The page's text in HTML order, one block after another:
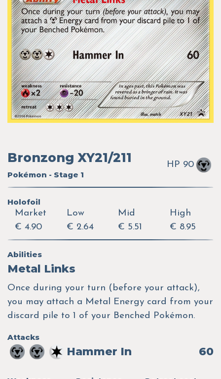
Bronzong XY21/211
Pokémon - Stage 1
HP 90
Holofoil
Market
€ 4.90
Low
€ 2.64
Mid
€ 5.51
High
€ 8.95
Abilities
Metal Links
Once during your turn (before your attack),
you may attach a Metal Energy card from your
discard pile to 1 of your Benched Pokémon.
Attacks
Hammer In 60